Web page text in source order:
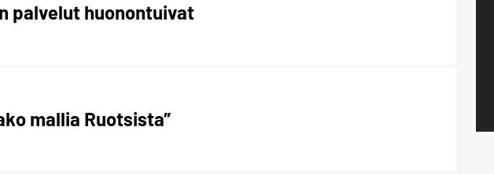
palvelut huonontuivat
mallia Ruotsista”